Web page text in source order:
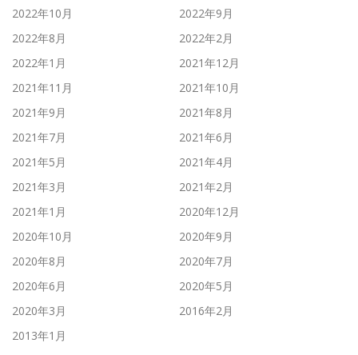
2022年10月
2022年9月
2022年8月
2022年2月
2022年1月
2021年12月
2021年11月
2021年10月
2021年9月
2021年8月
2021年7月
2021年6月
2021年5月
2021年4月
2021年3月
2021年2月
2021年1月
2020年12月
2020年10月
2020年9月
2020年8月
2020年7月
2020年6月
2020年5月
2020年3月
2016年2月
2013年1月